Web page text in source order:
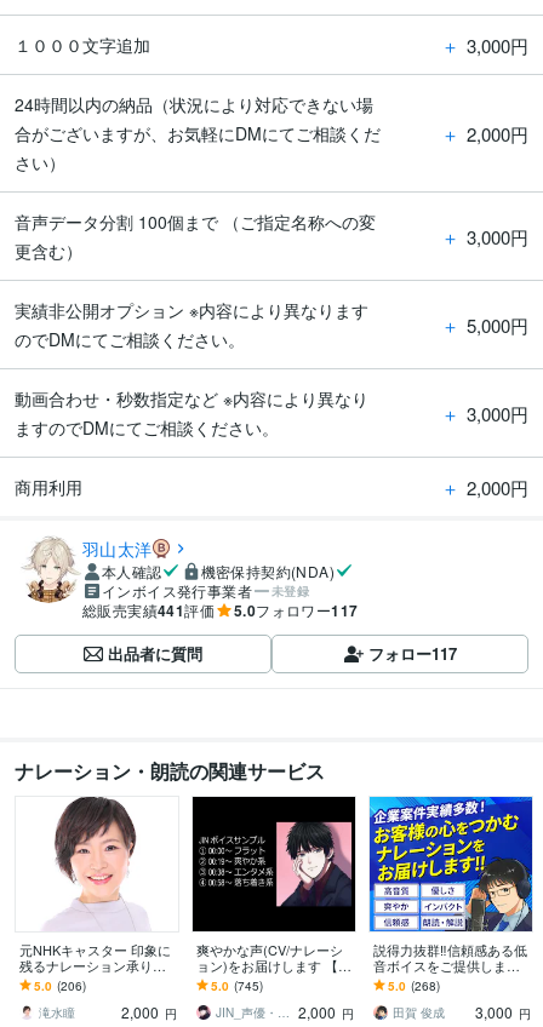
１０００文字追加 ＋ 3,000円
24時間以内の納品（状況により対応できない場
合がございますが、お気軽にDMにてご相談くだ
さい）
＋ 2,000円
音声データ分割 100個まで （ご指定名称への変
更含む）
＋ 3,000円
実績非公開オプション ※内容により異なります
のでDMにてご相談ください。
＋ 5,000円
動画合わせ・秒数指定など ※内容により異なり
ますのでDMにてご相談ください。
＋ 3,000円
商用利用 ＋ 2,000円
羽山太洋
本人確認
機密保持契約(NDA)
インボイス発行事業者
未登録
総販売実績441評価 5.0フォロワー117
出品者に質問 フォロー117
ナレーション・朗読の関連サービス
元NHKキャスター 印象に
残るナレーション承りま
す 法人様、公的機関、紹
介動画他、様々なジャン
ルに対応中！
5.0 (206)
滝水瞳
2,000 円
爽やかな声(CV/ナレーシ
ョン)をお届けします 【Yo
uTube100万再生】アニメ
声優~ナレーションまで
5.0 (745)
JIN_声優・ナレーター 2,000 円
説得力抜群‼信頼感ある低
音ボイスをご提供します
【実績400件超】企業VP
等に最適な落ち着いたナ
レーション
5.0 (268)
田賀 俊成
3,000 円